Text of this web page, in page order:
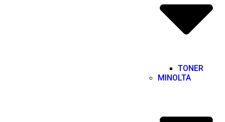
TONER
MINOLTA